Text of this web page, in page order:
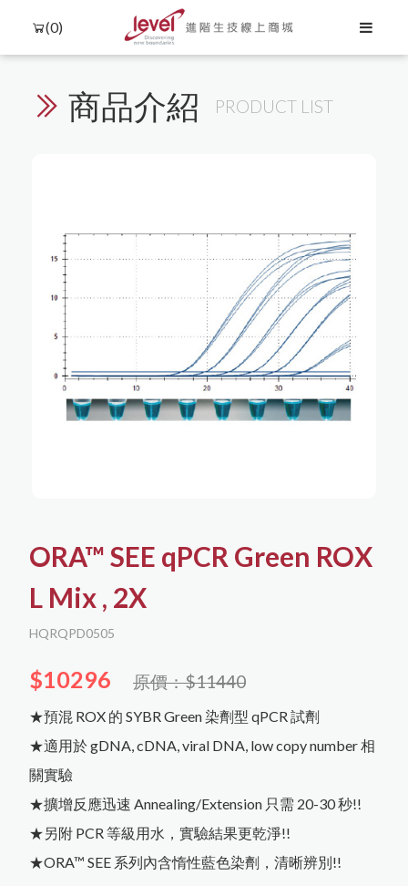
(0)
所有商品
biorion
Capricorn Scientific
Corning
iNtRON Biotechnology
Sartorius
Texwipe
HighQu
核酸萃取與分析
DNA萃取
RNA萃取
其它
蛋白萃取與分析
蛋白萃取與定量
蛋白純化
Western Blot相關
細胞培養 細胞分選與檢測
冷凍保存
塑膠耗材
桌上型儀器
其他
儀器耗材Agilent RTCA (xCelligence)
購物流程
會員需知
隱私權保護
免責聲明
商品介紹 PRODUCT LIST
ORA™ SEE qPCR Green ROX
L Mix , 2X
HQRQPD0505
$10296 原價：$11440
★預混 ROX 的 SYBR Green 染劑型 qPCR 試劑
★適用於 gDNA, cDNA, viral DNA, low copy number 相
關實驗
★擴增反應迅速 Annealing/Extension 只需 20-30 秒!!
★另附 PCR 等級用水，實驗結果更乾淨!!
★ORA™ SEE 系列內含惰性藍色染劑，清晰辨別!!